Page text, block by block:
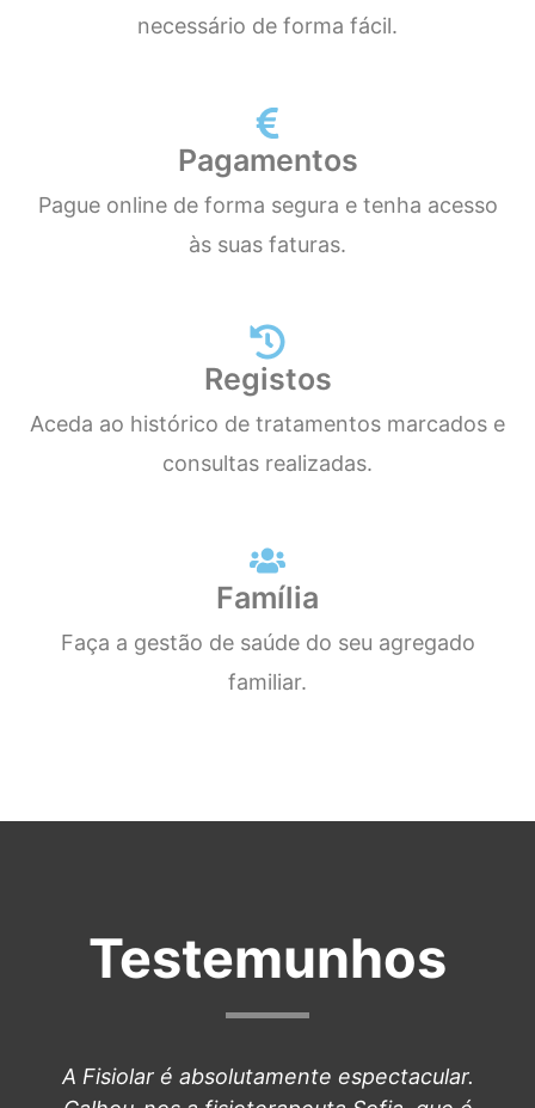
necessário de forma fácil.
Pagamentos
Pague online de forma segura e tenha acesso
às suas faturas.
Registos
Aceda ao histórico de tratamentos marcados e
consultas realizadas.
Família
Faça a gestão de saúde do seu agregado
familiar.
Testemunhos
A Fisiolar é absolutamente espectacular.